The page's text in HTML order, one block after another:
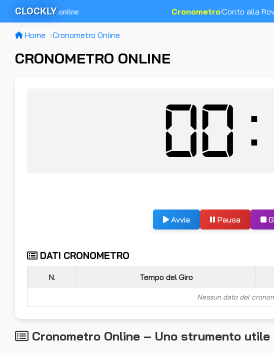
CLOCKLY.online CronometroConto alla
Home Cronometro Online
CRONOMETRO ONLINE
Avvia Pausa
DATI CRONOMETRO
N. Tempo del Giro
Nessun dato del
Cronometro Online – Uno strumento